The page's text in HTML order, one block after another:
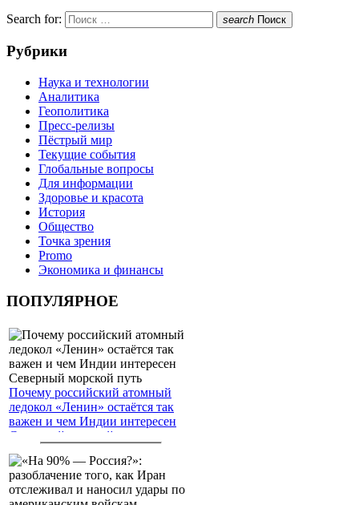
Search for: search Поиск
Рубрики
Наука и технологии
Аналитика
Геополитика
Пресс-релизы
Пёстрый мир
Текущие события
Глобальные вопросы
Для информации
Здоровье и красота
История
Общество
Точка зрения
Promo
Экономика и финансы
ПОПУЛЯРНОЕ
Почему российский атомный
ледокол «Ленин» остаётся так
важен и чем Индии интересен
Северный морской путь